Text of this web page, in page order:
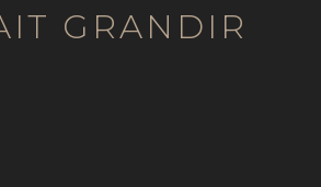
GRANDIR